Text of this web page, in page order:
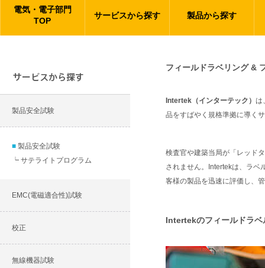
電気・電子部門
TOP
サービスから探す 製品から探す
製品安全試験
製品安全試験
┕ サテライトプログラム
EMC(電磁適合性)試験
校正
無線機器試験
フィールドラベリング &
Intertek（インターテック） は
品をすばやく規格準拠に導く
検査官や建築当局が「レッド
されません。Intertekは、ラベ
客様の製品を迅速に評価し、
Intertekのフィールドラベ